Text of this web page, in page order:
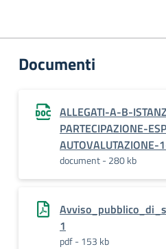
Documenti
ALLEGATI-A-B-
PARTECIPAZIONE-
AUTOVALUTAZIONE-
document - 280 kb
1
pdf - 153 kb